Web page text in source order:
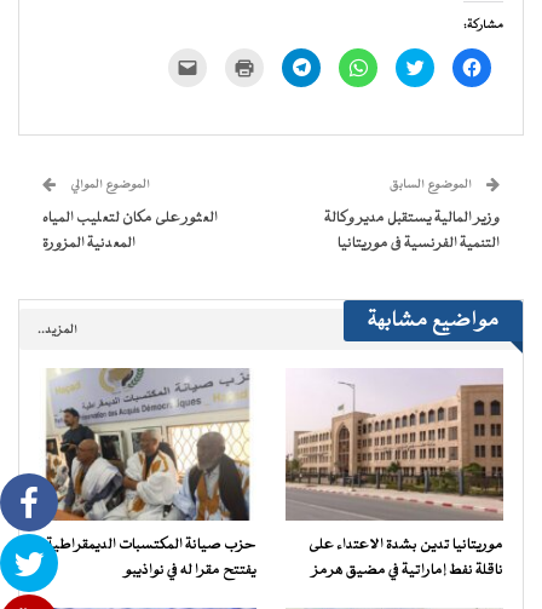
مشاركة:
انقر
للمشاركة
في
اضغط
للمشاركة
في
انقر
للمشاركة
في
انقر
للمشاركة
في
للطباعة
جديدة) الإلكتروني
نافذة
جديدة)
الموضوع السابق
وزير المالية يستقبل مدير وكالة
التنمية الفرنسية فى موريتانيا
الموضوع الموالي
العثور على مكان لتعليب المياه
المعدنية المزورة
مواضيع مشابهة المزيد..
موريتانيا تدين بشدة الاعتداء على
ناقلة نفط إماراتية في مضيق هرمز
حزب صيانة المكتسبات الديمقراطية
يفتتح مقرا له في نواذيبو